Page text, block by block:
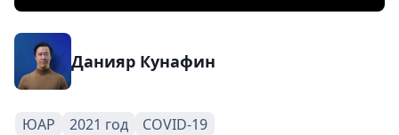
Данияр Кунафин
ЮАР 2021 год COVID-19